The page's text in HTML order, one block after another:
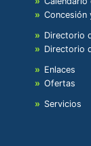
Concesión
Directorio
Directorio
Enlaces
Ofertas
Servicios